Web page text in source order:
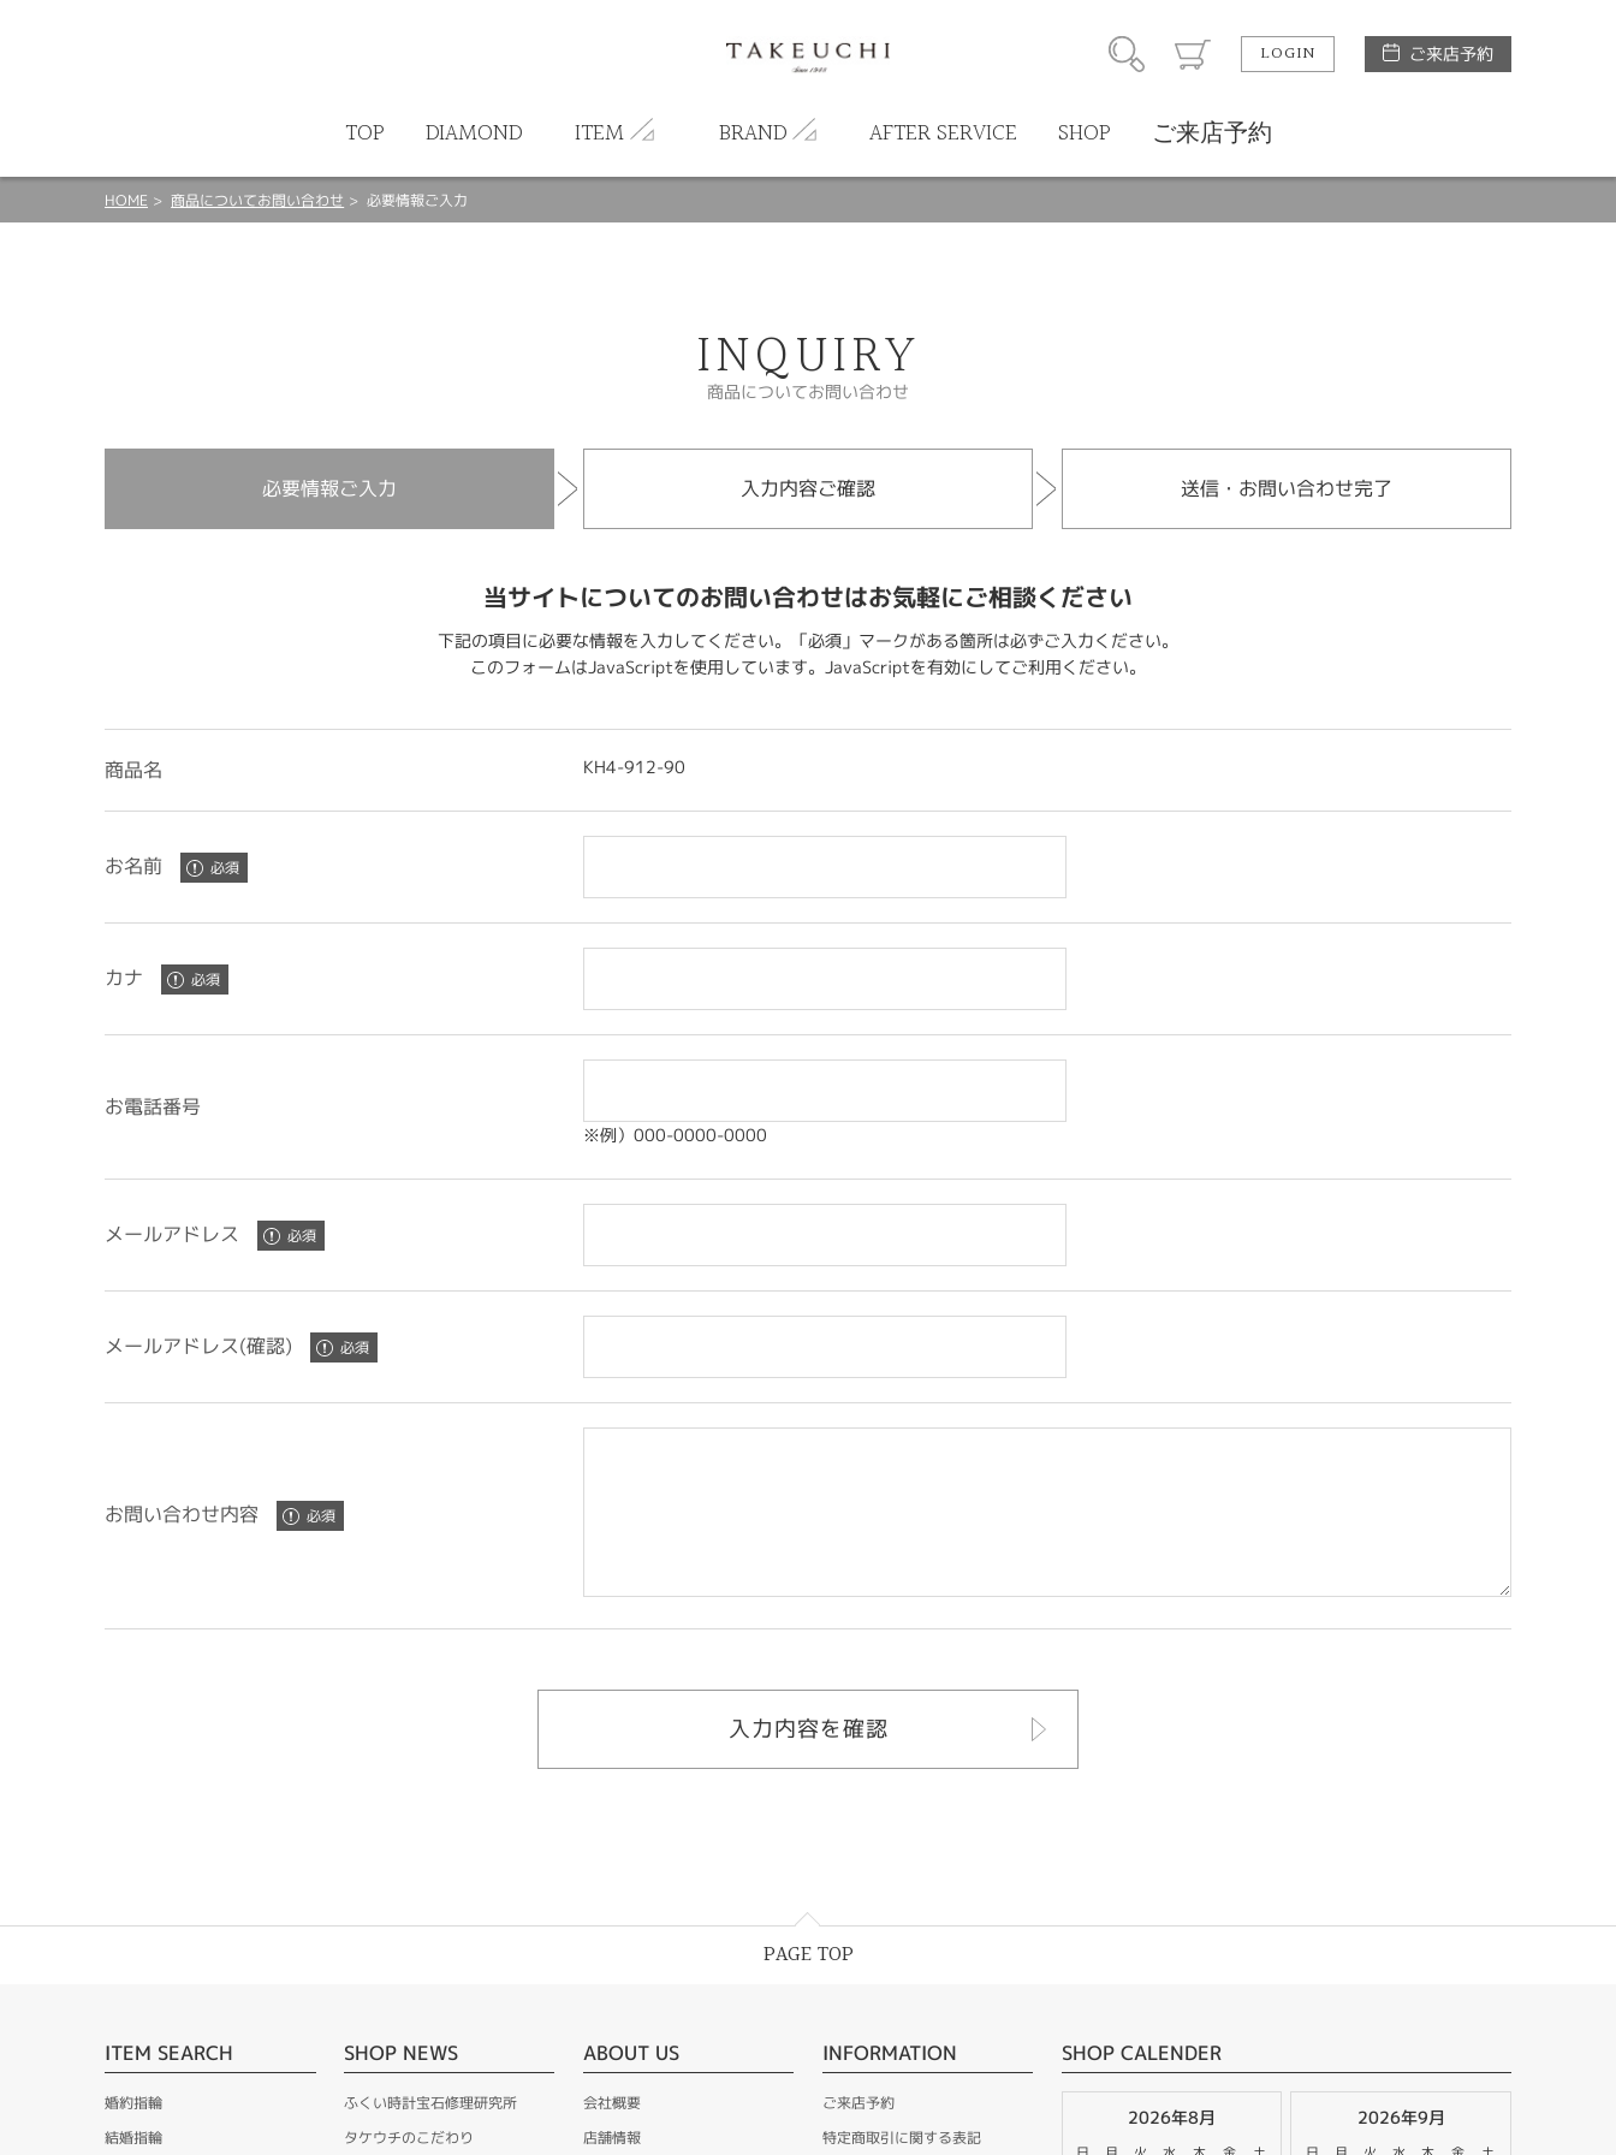
LOGIN ご来店予約
TOP DIAMOND ITEM BRAND AFTER SERVICE SHOP ご来店予約
HOME 商品についてお問い合わせ 必要情報ご入力
INQUIRY
商品についてお問い合わせ
必要情報ご入力 入力内容ご確認 送信・お問い合わせ完了
当サイトについてのお問い合わせはお気軽にご相談ください
下記の項目に必要な情報を入力してください。「必須」マークがある箇所は必ずご入力ください。
このフォームはJavaScriptを使用しています。JavaScriptを有効にしてご利用ください。
商品名 KH4-912-90
お名前
カナ
お電話番号
※例）000-0000-0000
メールアドレス
メールアドレス(確認)
お問い合わせ内容
PAGE TOP
ITEM SEARCH
婚約指輪
結婚指輪
SHOP NEWS
ふくい時計宝石修理研究所
タケウチのこだわり
ABOUT US
会社概要
店舗情報
INFORMATION
ご来店予約
特定商取引に関する表記
SHOP CALENDER
2026年8月 2026年9月